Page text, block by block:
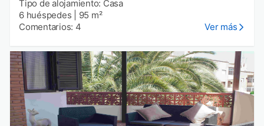
Tipo de alojamiento: Casa
6 huéspedes
95 m²
Comentarios: 4
Ver más